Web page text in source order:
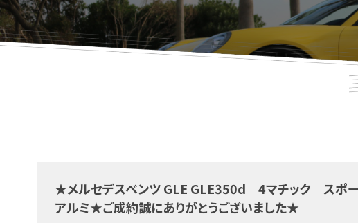
★メルセデスベンツ GLE GLE350d 4マチック スポ
アルミ★ご成約誠にありがとうございました★